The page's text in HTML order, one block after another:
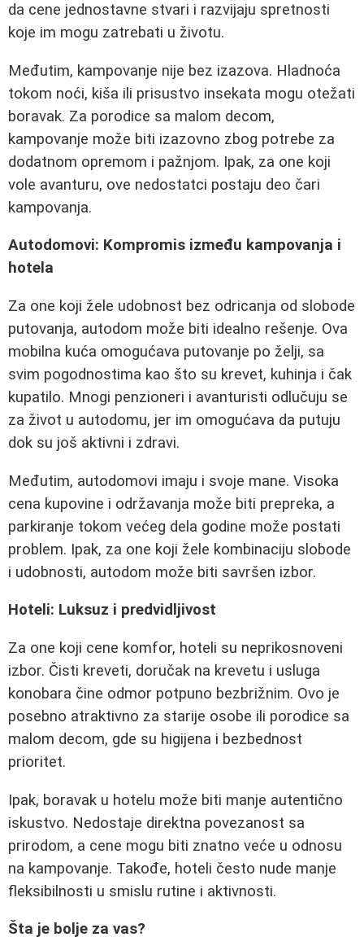
da cene jednostavne stvari i razvijaju spretnosti
koje im mogu zatrebati u životu.
Međutim, kampovanje nije bez izazova. Hladnoća
tokom noći, kiša ili prisustvo insekata mogu otežati
boravak. Za porodice sa malom decom,
kampovanje može biti izazovno zbog potrebe za
dodatnom opremom i pažnjom. Ipak, za one koji
vole avanturu, ove nedostatci postaju deo čari
kampovanja.
Autodomovi: Kompromis između kampovanja i
hotela
Za one koji žele udobnost bez odricanja od slobode
putovanja, autodom može biti idealno rešenje. Ova
mobilna kuća omogućava putovanje po želji, sa
svim pogodnostima kao što su krevet, kuhinja i čak
kupatilo. Mnogi penzioneri i avanturisti odlučuju se
za život u autodomu, jer im omogućava da putuju
dok su još aktivni i zdravi.
Međutim, autodomovi imaju i svoje mane. Visoka
cena kupovine i održavanja može biti prepreka, a
parkiranje tokom većeg dela godine može postati
problem. Ipak, za one koji žele kombinaciju slobode
i udobnosti, autodom može biti savršen izbor.
Hoteli: Luksuz i predvidljivost
Za one koji cene komfor, hoteli su neprikosnoveni
izbor. Čisti kreveti, doručak na krevetu i usluga
konobara čine odmor potpuno bezbrižnim. Ovo je
posebno atraktivno za starije osobe ili porodice sa
malom decom, gde su higijena i bezbednost
prioritet.
Ipak, boravak u hotelu može biti manje autentično
iskustvo. Nedostaje direktna povezanost sa
prirodom, a cene mogu biti znatno veće u odnosu
na kampovanje. Takođe, hoteli često nude manje
fleksibilnosti u smislu rutine i aktivnosti.
Šta je bolje za vas?